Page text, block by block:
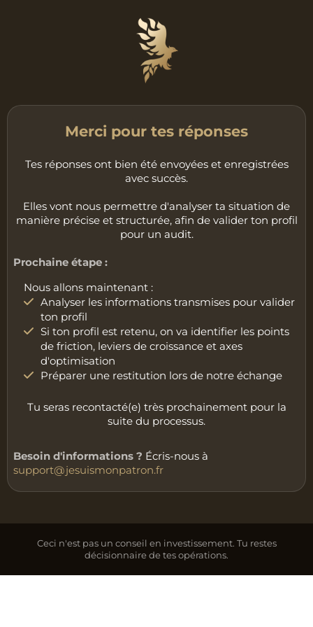
Merci pour tes réponses
Tes réponses ont bien été envoyées et enregistrées
avec succès.
Elles vont nous permettre d'analyser ta situation de
manière précise et structurée, afin de valider ton profil
pour un audit.
Prochaine étape :
Nous allons maintenant :
Analyser les informations transmises pour valider
ton profil
Si ton profil est retenu, on va identifier les points
de friction, leviers de croissance et axes
d'optimisation
Préparer une restitution lors de notre échange
Tu seras recontacté(e) très prochainement pour la
suite du processus.
Besoin d'informations ? Écris-nous à
support@jesuismonpatron.fr
Ceci n'est pas un conseil en investissement. Tu restes
décisionnaire de tes opérations.